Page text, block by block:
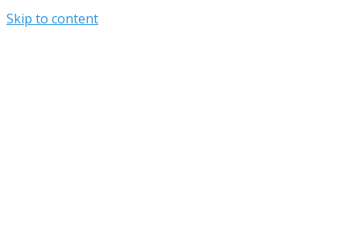
Skip to content